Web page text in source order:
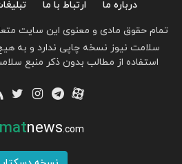
درباره ما ارتباط با ما
تمام حقوق مادی و معنوی این سایت
سلامت نیوز نسخه چاپی ندارد و به
استفاده از مطالب بدون ذکر منبع
news.com